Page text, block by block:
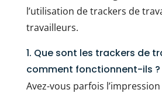
l’utilisation de trackers de
travailleurs.
1. Que sont les trackers de
comment fonctionnent-ils ?
Avez-vous parfois